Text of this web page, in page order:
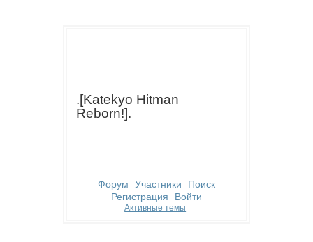
.[Katekyo Hitman
Reborn!].
Форум Участники
Поиск
Регистрация
Войти
Активные темы